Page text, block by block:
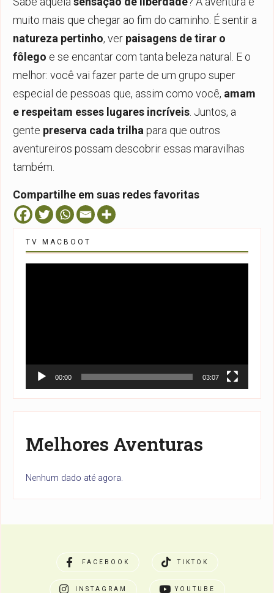
muito mais que chegar ao fim do caminho. É sentir a
natureza pertinho, ver paisagens de tirar o
fôlego e se encantar com tanta beleza natural. E o
melhor: você vai fazer parte de um grupo super
especial de pessoas que, assim como você, amam
e respeitam esses lugares incríveis . Juntos, a
gente preserva cada trilha para que outros
aventureiros possam descobrir essas maravilhas
também.
Compartilhe em suas redes favoritas
TV MACBOOT
00:00 03:07
Melhores Aventuras
Nenhum dado até agora.
FACEBOOK TIKTOK
INSTAGRAM YOUTUBE